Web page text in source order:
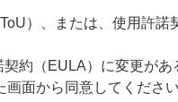
）、または、使用許諾
約（EULA）に変更が
面から同意してください